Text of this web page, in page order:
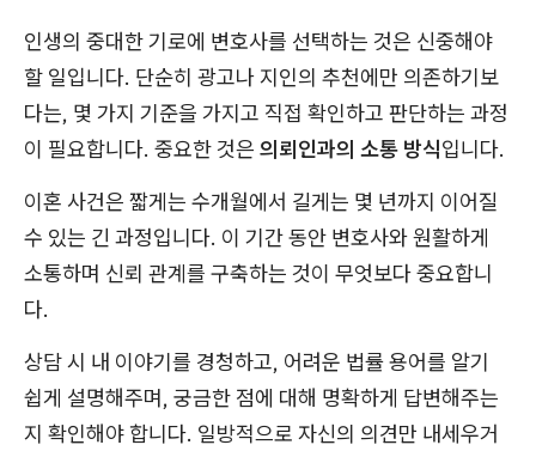
인생의 중대한 기로에 변호사를 선택하는 것은 신중해야
할 일입니다. 단순히 광고나 지인의 추천에만 의존하기보
다는, 몇 가지 기준을 가지고 직접 확인하고 판단하는 과정
이 필요합니다. 중요한 것은 의뢰인과의 소통 방식입니다.
이혼 사건은 짧게는 수개월에서 길게는 몇 년까지 이어질
수 있는 긴 과정입니다. 이 기간 동안 변호사와 원활하게
소통하며 신뢰 관계를 구축하는 것이 무엇보다 중요합니
다.
상담 시 내 이야기를 경청하고, 어려운 법률 용어를 알기
쉽게 설명해주며, 궁금한 점에 대해 명확하게 답변해주는
지 확인해야 합니다. 일방적으로 자신의 의견만 내세우거